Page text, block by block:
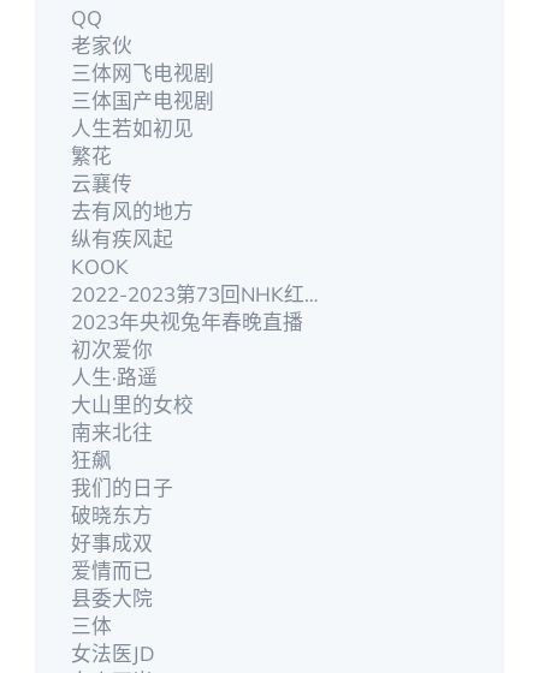
QQ
老家伙
三体网飞电视剧
三体国产电视剧
人生若如初见
繁花
云襄传
去有风的地方
纵有疾风起
KOOK
2022-2023第73回NHK红白歌合戰
2023年央视兔年春晚直播
初次爱你
人生·路遥
大山里的女校
南来北往
狂飙
我们的日子
破晓东方
好事成双
爱情而已
县委大院
三体
女法医JD